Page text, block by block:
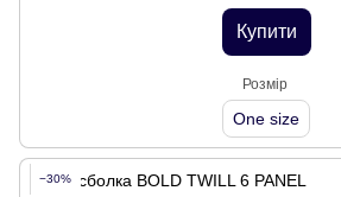
Купити
Розмір
One size
−30%